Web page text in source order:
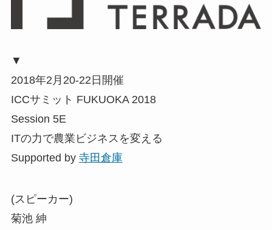
▼
2018年2月20-22日開催
ICCサミット FUKUOKA 2018
Session 5E
ITの力で農業ビジネスを変える
Supported by 寺田倉庫
(スピーカー)
菊池 紳